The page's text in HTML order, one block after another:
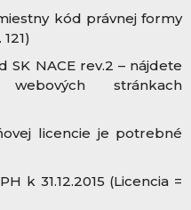
kód právnej formy
SK NACE rev.2 – nájdete
stránkach
licencie je potrebné
(Licencia =